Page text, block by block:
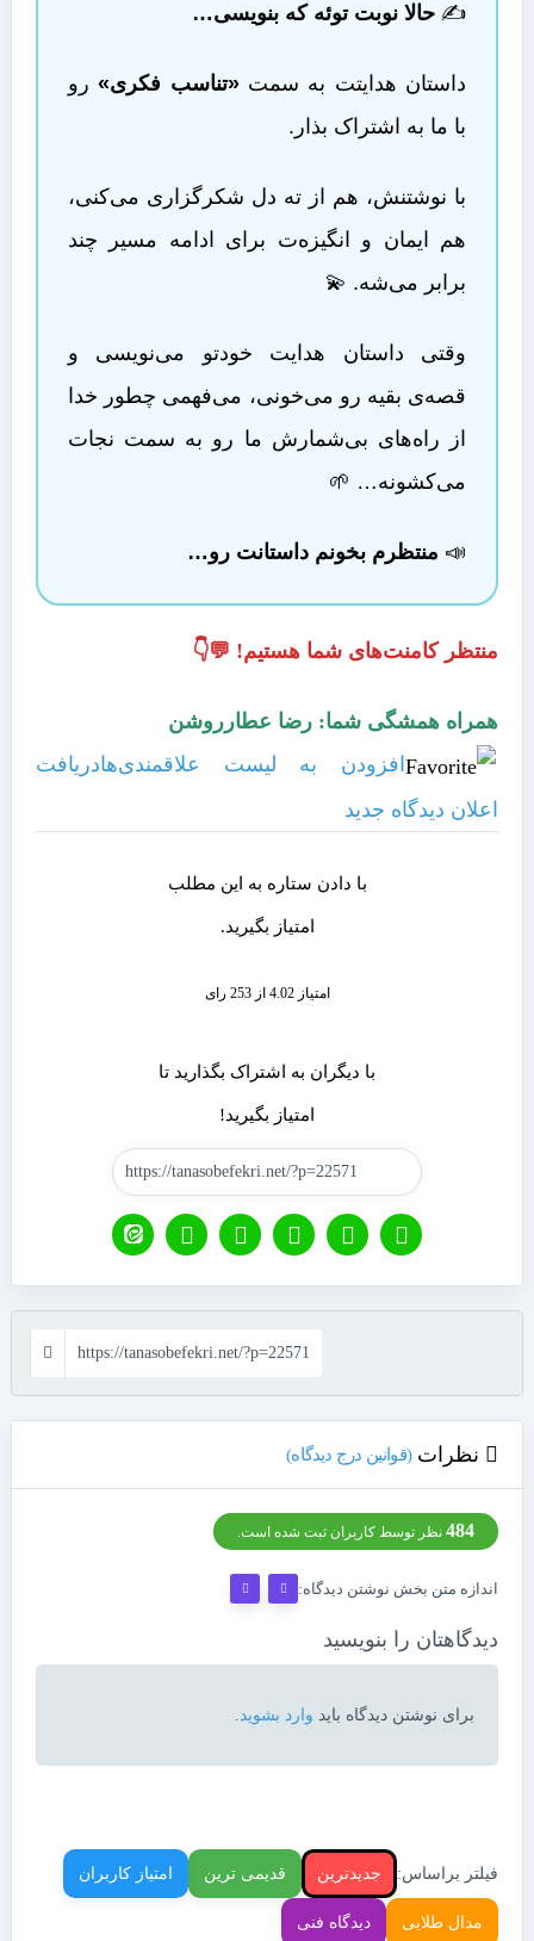
✍️ حالا نوبت توئه که بنویسی…
داستان هدایتت به سمت«تناسب فکری»رو
با ما به اشتراک بذار.
با نوشتنش، هم از ته دل شکرگزاری می‌کنی،
هم ایمان و انگیزه‌ت برای ادامه مسیر چند
برابر می‌شه. 💫
وقتی داستان هدایت خودتو می‌نویسی و
قصه‌ی بقیه رو می‌خونی، می‌فهمی چطور خدا
از راه‌های بی‌شمارش ما رو به سمت نجات
می‌کشونه… 🌱
📣 منتظرم بخونم داستانت رو…
منتظر کامنت‌های شما هستیم! 💬👇
همراه همشگی شما: رضا عطارروشن
افزودن به لیست علاقمندی‌هادریافت
اعلان دیدگاه‌ جدید
با دادن ستاره به این مطلب
امتیاز بگیرید.
امتیاز 4.02 از 253 رای
با دیگران به اشتراک بگذارید تا
امتیاز بگیرید!
https://tanasobefekri.net/?p=22571
نظرات (قوانین درج دیدگاه)
484 نظر توسط کاربران ثبت شده است.
اندازه متن بخش نوشتن دیدگاه:
دیدگاهتان را بنویسید
برای نوشتن دیدگاه باید وارد بشوید
فیلتر براساس: جدیدترین قدیمی ترین امتیاز کاربران
مدال طلایی دیدگاه فنی